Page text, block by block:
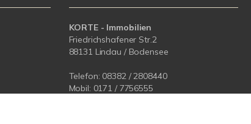
KORTE - Immobilien
Friedrichshafener Str.2
88131 Lindau / Bodensee
Telefon: 08382 / 2808440
Mobil: 0171 / 7756555